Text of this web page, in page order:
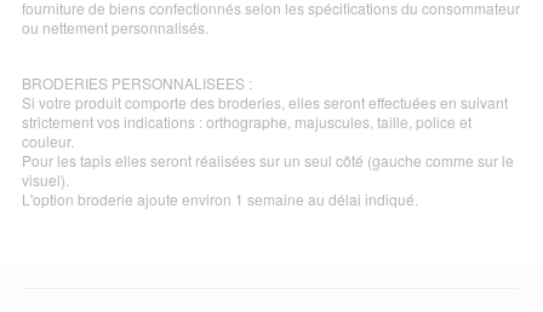
fourniture de biens confectionnés selon les spécifications du consommateur
ou nettement personnalisés.
BRODERIES PERSONNALISEES :
Si votre produit comporte des broderies, elles seront effectuées en suivant
strictement vos indications : orthographe, majuscules, taille, police et
couleur.
Pour les tapis elles seront réalisées sur un seul côté (gauche comme sur le
visuel).
L'option broderie ajoute environ 1 semaine au délai indiqué.